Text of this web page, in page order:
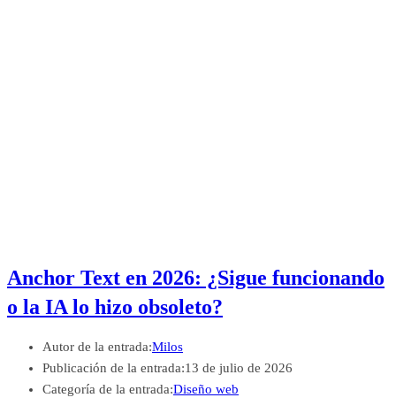
Anchor Text en 2026: ¿Sigue funcionando
o la IA lo hizo obsoleto?
Autor de la entrada:Milos
Publicación de la entrada:13 de julio de 2026
Categoría de la entrada:Diseño web